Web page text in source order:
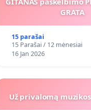
GRATA
15 parašai
15 Parašai / 12 mėnesiai
16 Jan 2026
Už privalomą